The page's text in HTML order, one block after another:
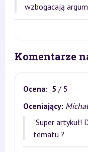
wzbogacają
Komentarze
Ocena: 5 / 5
Oceniający:
"Super artykuł!
tematu ?